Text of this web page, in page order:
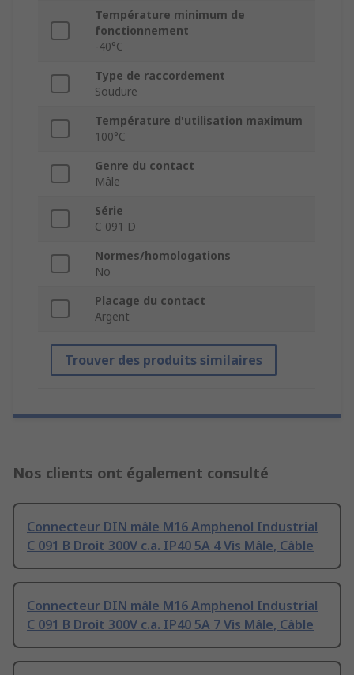
Température minimum de
fonctionnement
-40°C
Type de raccordement
Soudure
Température d'utilisation maximum
100°C
Genre du contact
Mâle
Série
C 091 D
Normes/homologations
No
Placage du contact
Argent
Trouver des produits similaires
Nos clients ont également consulté
Connecteur DIN mâle M16 Amphenol Industrial
C 091 B Droit 300V c.a. IP40 5A 4 Vis Mâle, Câble
Connecteur DIN mâle M16 Amphenol Industrial
C 091 B Droit 300V c.a. IP40 5A 7 Vis Mâle, Câble